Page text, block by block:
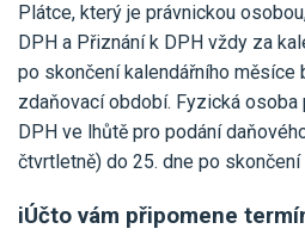
Plátce, který je právnickou
DPH a Přiznání k DPH vždy za
po skončení kalendářního měsíce
zdaňovací období. Fyzická osoba
DPH ve lhůtě pro podání
čtvrtletně) do 25. dne po
iÚčto vám připomene